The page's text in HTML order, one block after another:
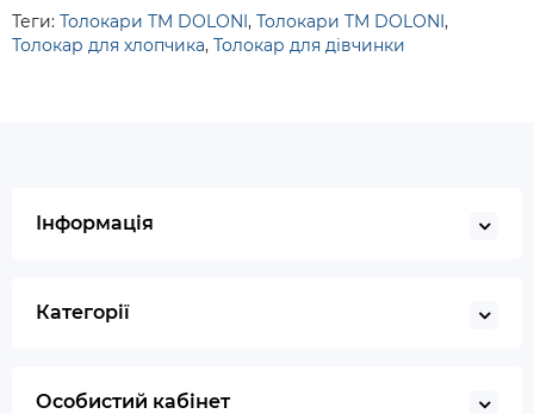
Теги: Толокари TM DOLONI, Толокари TM DOLONI,
Толокар для хлопчика, Толокар для дівчинки
Інформація
Категорії
Особистий кабінет